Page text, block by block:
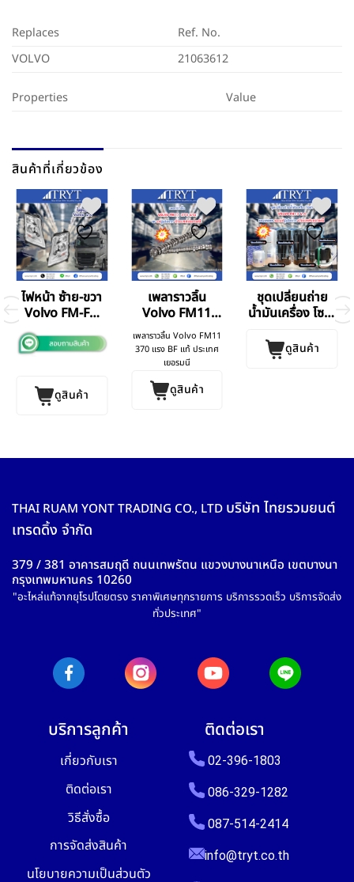
Replaces
Ref. No.
VOLVO
21063612
Properties Value
สินค้าที่เกี่ยวข้อง
ไฟหน้า ซ้าย-ขวา
Volvo FM-FH
ดูสินค้า
เพลาราวลิ้น
Volvo FM11
370 แรง
เพลาราวลิ้น Volvo FM11
370 แรง BF แท้ ประเทศ
เยอรมนี
ดูสินค้า
ชุดเปลี่ยนถ่าย
น้ำมันเครื่อง โซล่า
V.4
ดูสินค้า
THAI RUAM YONT TRADING CO., LTD บริษัท ไทยรวมยนต์
เทรดดิ้ง จำกัด
379 / 381 อาคารสมฤดี ถนนเทพรัตน แขวงบางนาเหนือ เขตบางนา
กรุงเทพมหานคร 10260
"อะไหล่แท้จากยุโรปโดยตรง ราคาพิเศษทุกรายการ บริการรวดเร็ว บริการจัดส่ง
ทั่วประเทศ"
บริการลูกค้า
เกี่ยวกับเรา
ติดต่อเรา
วิธีสั่งซื้อ
การจัดส่งสินค้า
นโยบายความเป็นส่วนตัว
ติดต่อเรา
02-396-1803
086-329-1282
087-514-2414
info@tryt.co.th